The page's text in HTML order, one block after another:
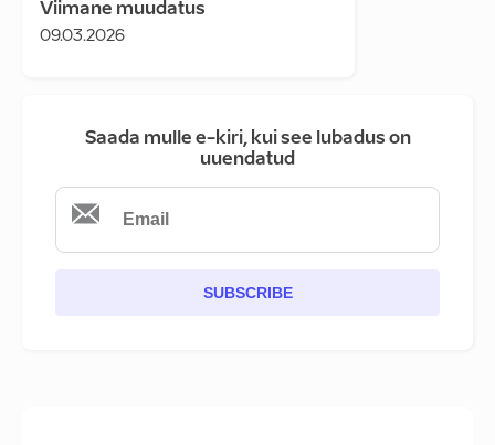
Viimane muudatus
09.03.2026
Saada mulle e-kiri, kui see lubadus on
uuendatud
SUBSCRIBE